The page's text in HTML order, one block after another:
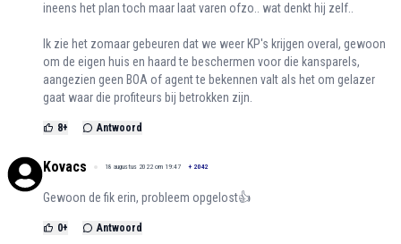
ineens het plan toch maar laat varen ofzo.. wat denkt hij zelf..
Ik zie het zomaar gebeuren dat we weer KP's krijgen overal, gewoon
om de eigen huis en haard te beschermen voor die kansparels,
aangezien geen BOA of agent te bekennen valt als het om gelazer
gaat waar die profiteurs bij betrokken zijn.
8+ Antwoord
Kovacs 18 augustus 2022 om 19:47 + 2042
Gewoon de fik erin, probleem opgelost👍
0+ Antwoord